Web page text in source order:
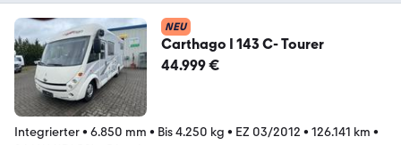
NEU
Carthago I 143 C- Tourer
44.999 €
Integrierter• 6.850 mm • Bis 4.250 kg • EZ 03/2012 • 126.141 km •